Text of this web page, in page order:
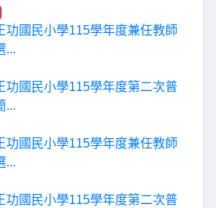
功國民小學115學年度兼任教師
...
功國民小學115學年度第二次普
...
功國民小學115學年度兼任教師
...
功國民小學115學年度第二次普